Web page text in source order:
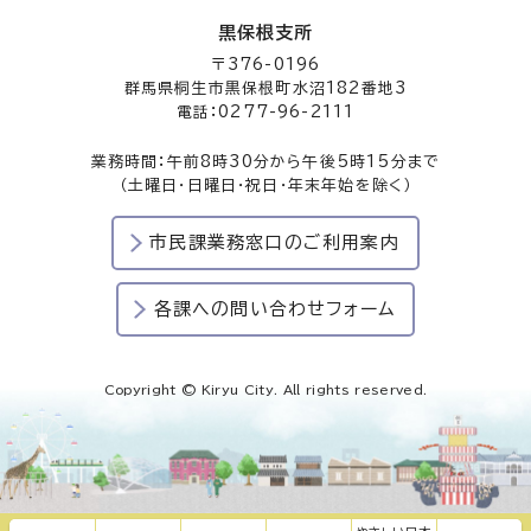
黒保根支所
〒376-0196
群馬県桐生市黒保根町水沼182番地3
電話：0277-96-2111
業務時間：午前8時30分から午後5時15分まで
（土曜日・日曜日・祝日・年末年始を除く）
市民課業務窓口のご利用案内
各課への問い合わせフォーム
Copyright © Kiryu City. All rights reserved.